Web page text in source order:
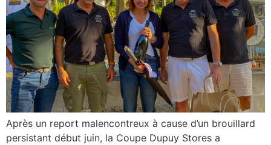
Après un report malencontreux à cause d’un brouillard
persistant début juin, la Coupe Dupuy Stores a